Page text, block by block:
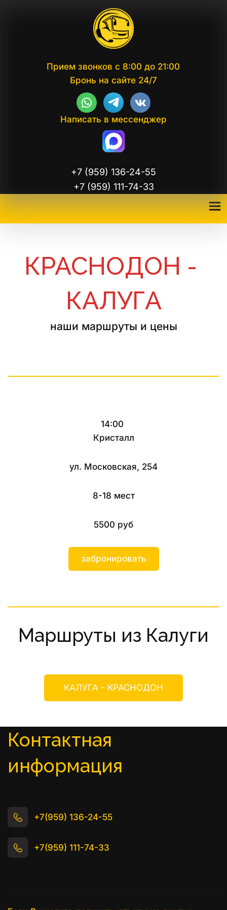
Прием звонков с 8:00 до 21:00
Бронь на сайте 24/7
Написать в мессенджер
+7 (959) 136-24-55
+7 (959) 111-74-33
КРАСНОДОН -
КАЛУГА
наши маршруты и цены
14:00
Кристалл
ул. Московская, 254
8-18 мест
5500 руб
забронировать
Маршруты из Калуги
КАЛУГА - КРАСНОДОН
Контактная
информация
+7(959) 136-24-55
+7(959) 111-74-33